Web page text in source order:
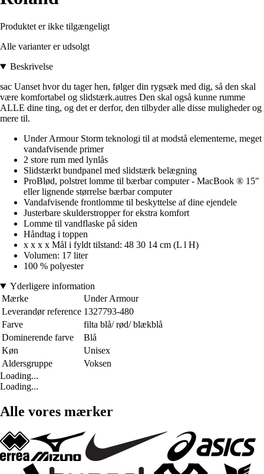
Produktet er ikke tilgængeligt
Alle varianter er udsolgt
Beskrivelse
sac Uanset hvor du tager hen, følger din rygsæk med dig, så den skal
være komfortabel og slidstærk.autres Den skal også kunne rumme
ALLE dine ting, og det er derfor, den tilbyder alle disse muligheder og
mere til.
Under Armour Storm teknologi til at modstå elementerne, meget
vandafvisende primer
2 store rum med lynlås
Slidstærkt bundpanel med slidstærk belægning
ProBlød, polstret lomme til bærbar computer - MacBook ® 15"
eller lignende størrelse bærbar computer
Vandafvisende frontlomme til beskyttelse af dine ejendele
Justerbare skulderstropper for ekstra komfort
Lomme til vandflaske på siden
Håndtag i toppen
x x x x Mål i fyldt tilstand: 48 30 14 cm (L l H)
Volumen: 17 liter
100 % polyester
Yderligere information
Mærke
Under Armour
Leverandør reference 1327793-480
Farve
filta blå/ rød/ blækblå
Dominerende farve
Blå
Køn
Unisex
Aldersgruppe
Voksen
Loading...
Loading...
Alle vores mærker